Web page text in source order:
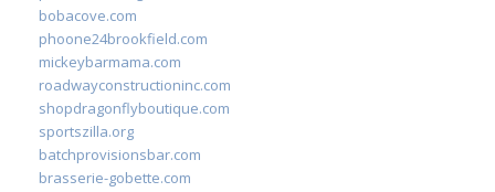
bobacove.com
phoone24brookfield.com
mickeybarmama.com
roadwayconstructioninc.com
shopdragonflyboutique.com
sportszilla.org
batchprovisionsbar.com
brasserie-gobette.com